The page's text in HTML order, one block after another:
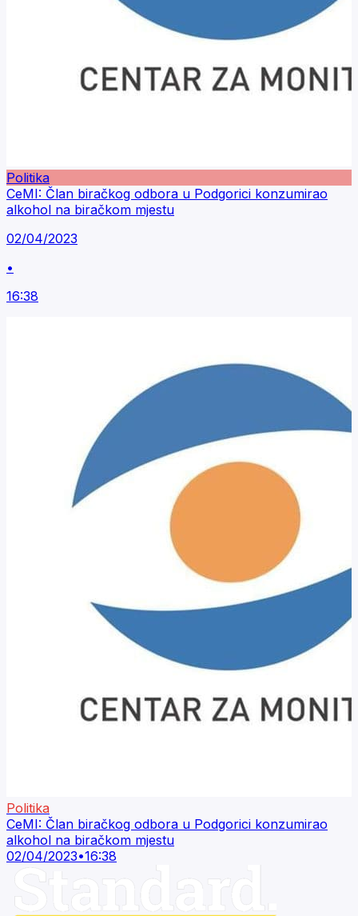
Politika
CeMI: Član biračkog odbora u Podgorici konzumirao
alkohol na biračkom mjestu
02/04/2023
•
16:38
Politika
CeMI: Član biračkog odbora u Podgorici konzumirao
alkohol na biračkom mjestu
02/04/2023•16:38